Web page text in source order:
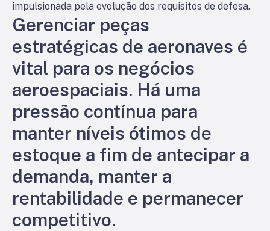
impulsionada pela evolução dos requisitos de defesa.
Gerenciar peças
estratégicas de aeronaves é
vital para os negócios
aeroespaciais. Há uma
pressão contínua para
manter níveis ótimos de
estoque a fim de antecipar a
demanda, manter a
rentabilidade e permanecer
competitivo.